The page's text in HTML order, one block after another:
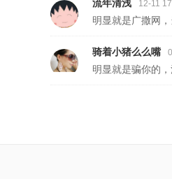
流年清浅 12-11
明显就是广撒网
骑着小猪么么嘴
明显就是骗你的